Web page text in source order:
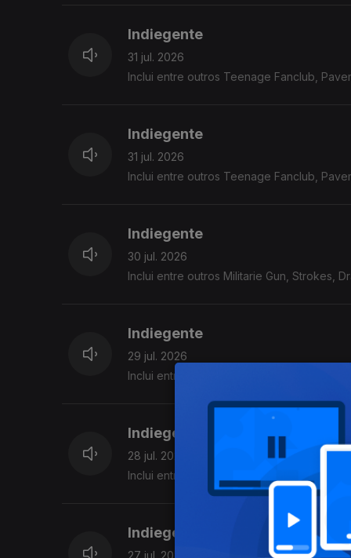
Indiegente
31 jul. 2026
Inclui entre outros Teenage Fanclub,
Indiegente
31 jul. 2026
Inclui entre outros Teenage Fanclub,
Indiegente
30 jul. 2026
Inclui entre outros Militarie Gun, Strokes,
Indiegente
29 jul. 2026
Inclui entre outros Strokes, Snayx,Meryl
Indiegente
28 jul. 2026
Inclui entre outros KennyHoopla, Joe
Indiegente